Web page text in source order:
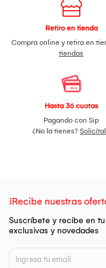
Retiro en tienda
Compra online y retira en
tiendas
Hasta 36 cuotas
Pagando con Sip
¿No la tienes?
¡Recibe nuestras
Suscríbete y recibe en
exclusivas y novedades